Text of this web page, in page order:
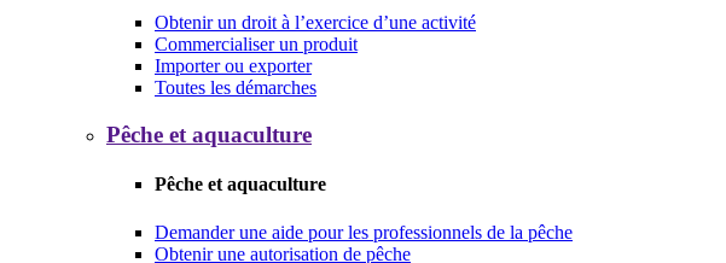
Obtenir un droit à l’exercice d’une activité
Commercialiser un produit
Importer ou exporter
Toutes les démarches
Pêche et aquaculture
Pêche et aquaculture
Demander une aide pour les professionnels de la pêche
Obtenir une autorisation de pêche